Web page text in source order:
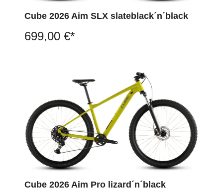
Cube 2026 Aim SLX slateblack´n´black
699,00 €*
Cube 2026 Aim Pro lizard´n´black